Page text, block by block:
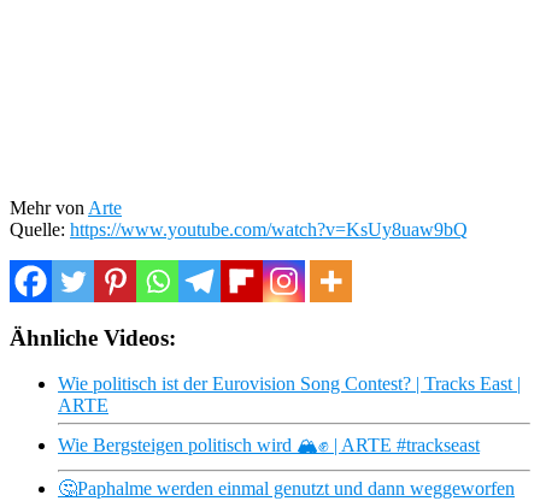
Mehr von Arte
Quelle: https://www.youtube.com/watch?v=KsUy8uaw9bQ
Ähnliche Videos:
Wie politisch ist der Eurovision Song Contest? | Tracks East |
ARTE
Wie Bergsteigen politisch wird 🏔️✊ | ARTE #trackseast
🤔Paphalme werden einmal genutzt und dann weggeworfen